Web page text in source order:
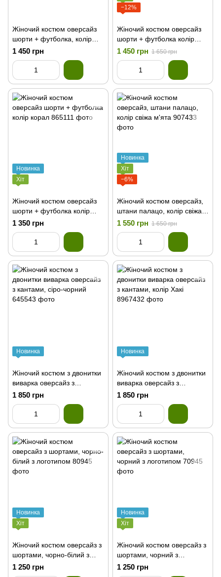
Жіночий костюм оверсайз
шорти + футболка, колір
вершковий
1 450 грн
−12%
Жіночий костюм оверсайз
шорти + футболка колір
свіжа м'ята
1 450 грн 1 650 грн
Новинка
Хіт
Жіночий костюм оверсайз
шорти + футболка колір
корал
1 350 грн
Новинка
Хіт
−6%
Жіночий костюм оверсайз,
штани палацо, колір свіжа
м'ята
1 550 грн 1 650 грн
Новинка
Жіночий костюм з двонитки
виварка оверсайз з
кантами, сіро-чорний
1 850 грн
Новинка
Жіночий костюм з двонитки
виварка оверсайз з
кантами, колір Хакі
1 850 грн
Новинка
Хіт
Жіночий костюм оверсайз з
шортами, чорно-білий з
логотипом
1 250 грн
Новинка
Хіт
Жіночий костюм оверсайз з
шортами, чорний з
логотипом
1 250 грн